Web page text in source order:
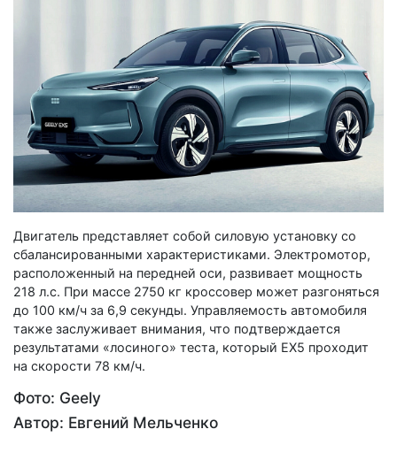
Двигатель представляет собой силовую установку со
сбалансированными характеристиками. Электромотор,
расположенный на передней оси, развивает мощность
218 л.с. При массе 2750 кг кроссовер может разгоняться
до 100 км/ч за 6,9 секунды. Управляемость автомобиля
также заслуживает внимания, что подтверждается
результатами «лосиного» теста, который EX5 проходит
на скорости 78 км/ч.
Фото: Geely
Автор: Евгений Мельченко